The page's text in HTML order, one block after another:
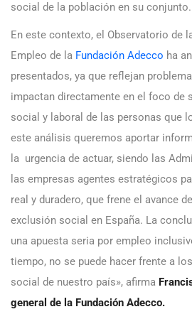
social de la población en su conjunto.
En este contexto, el Observatorio de
Empleo de la Fundación Adecco ha
presentados, ya que reflejan
impactan directamente en el foco de
social y laboral de las personas que
este análisis queremos aportar
la urgencia de actuar, siendo las
las empresas agentes estratégicos
real y duradero, que frene el avance
exclusión social en España. La
una apuesta seria por empleo
tiempo, no se puede hacer frente a
social de nuestro país», afirma
general de la Fundación Adecco.